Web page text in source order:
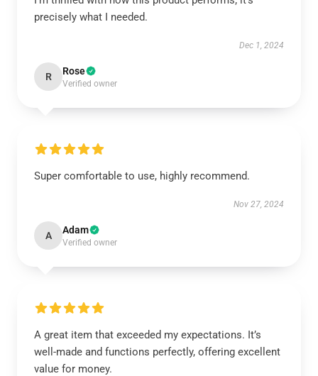
precisely what I needed.
Dec 1, 2024
R Rose
Verified owner
Super comfortable to use, highly recommend.
Nov 27, 2024
A Adam
Verified owner
A great item that exceeded my expectations. It’s
well-made and functions perfectly, offering excellent
value for money.